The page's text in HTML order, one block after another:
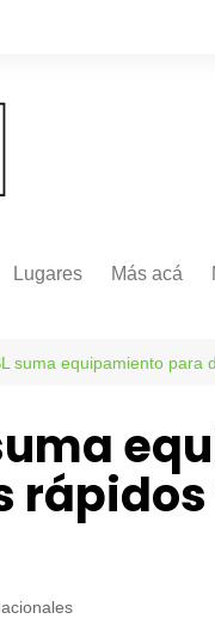
Lugares Más acá
suma equipamiento para
rápidos